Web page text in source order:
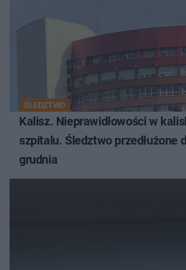
ŚLEDZTWO
Kalisz. Nieprawidłowości w
szpitalu. Śledztwo przedłużone
grudnia